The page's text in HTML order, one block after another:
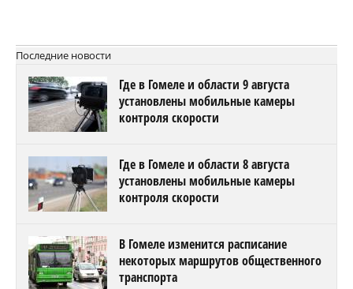
Последние новости
Где в Гомеле и области 9 августа
установлены мобильные камеры
контроля скорости
Где в Гомеле и области 8 августа
установлены мобильные камеры
контроля скорости
В Гомеле изменится расписание
некоторых маршрутов общественного
транспорта